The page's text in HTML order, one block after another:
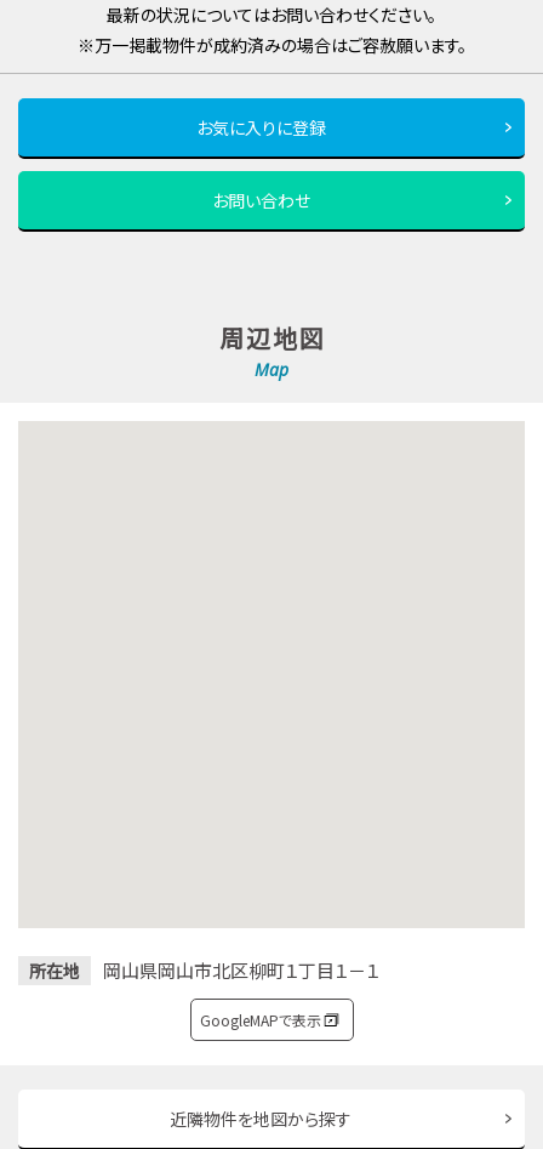
最新の状況についてはお問い合わせください。
※万一掲載物件が成約済みの場合はご容赦願います。
お気に入りに登録
お問い合わせ
周辺地図
Map
所在地 岡山県岡山市北区柳町１丁目１－１
GoogleMAPで表示
近隣物件を地図から探す